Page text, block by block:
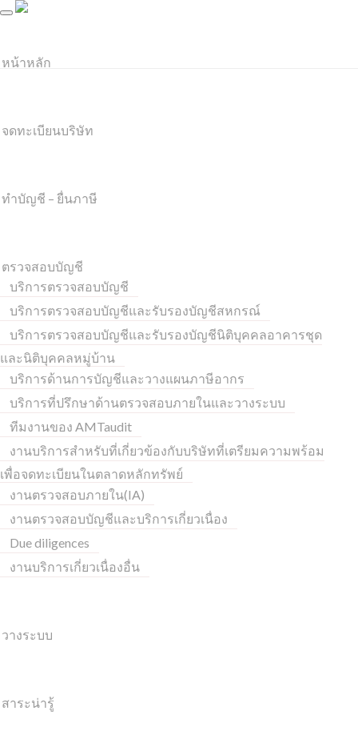
หน้าหลัก
จดทะเบียนบริษัท
ทำบัญชี – ยื่นภาษี
ตรวจสอบบัญชี
บริการตรวจสอบบัญชี
บริการตรวจสอบบัญชีและรับรองบัญชีสหกรณ์
บริการตรวจสอบบัญชีและรับรองบัญชีนิติบุคคลอาคารชุด
และนิติบุคคลหมู่บ้าน
บริการด้านการบัญชีและวางแผนภาษีอากร
บริการที่ปรึกษาด้านตรวจสอบภายในและวางระบบ
ทีมงานของ AMTaudit
งานบริการสำหรับที่เกี่ยวข้องกับบริษัทที่เตรียมความพร้อม
เพื่อจดทะเบียนในตลาดหลักทรัพย์
งานตรวจสอบภายใน(IA)
งานตรวจสอบบัญชีและบริการเกี่ยวเนื่อง
Due diligences
งานบริการเกี่ยวเนื่องอื่น
วางระบบ
สาระน่ารู้